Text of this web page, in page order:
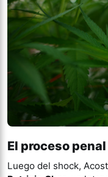
El proceso penal
Luego del shock,